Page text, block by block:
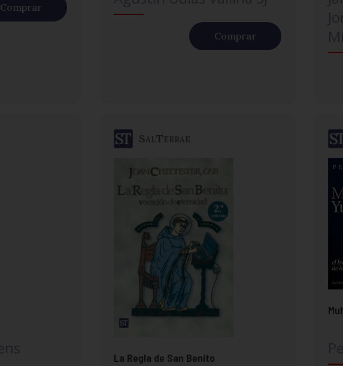
Comprar
Comprar
SalTerrae
La Regla de San Benito